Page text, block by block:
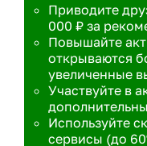
Приводите
000 ₽ за
Повышайте
открываются
увеличенные
Участвуйте в
Используйте
сервисы (до